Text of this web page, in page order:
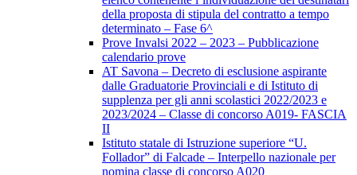
della proposta di stipula del contratto a tempo
determinato – Fase 6^
Prove Invalsi 2022 – 2023 – Pubblicazione
calendario prove
AT Savona – Decreto di esclusione aspirante
dalle Graduatorie Provinciali e di Istituto di
supplenza per gli anni scolastici 2022/2023 e
2023/2024 – Classe di concorso A019- FASCIA
II
Istituto statale di Istruzione superiore “U.
Follador” di Falcade – Interpello nazionale per
nomina classe di concorso A020